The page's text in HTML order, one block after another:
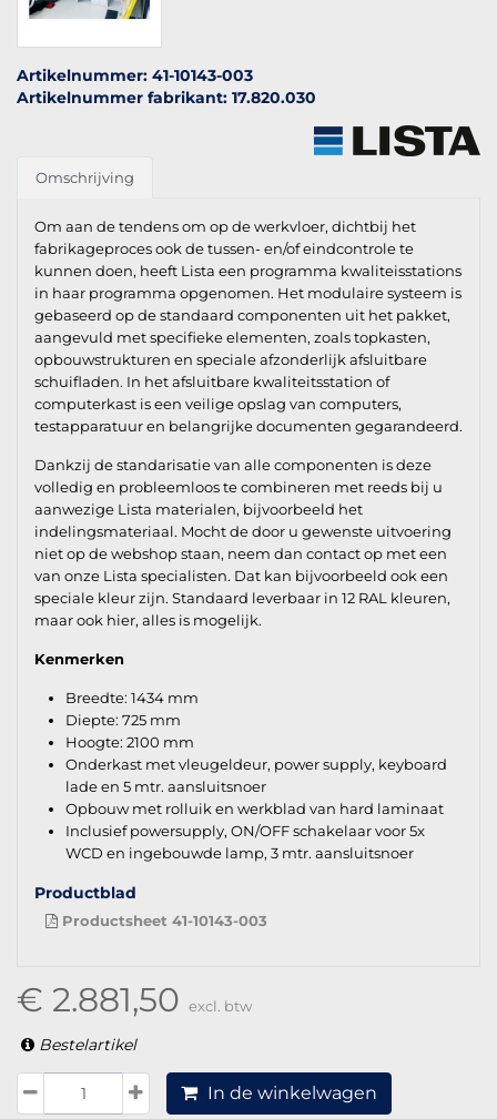
Artikelnummer: 41-10143-003
Artikelnummer fabrikant: 17.820.030
Omschrijving
Om aan de tendens om op de werkvloer, dichtbij het
fabrikageproces ook de tussen- en/of eindcontrole te
kunnen doen, heeft Lista een programma kwaliteisstations
in haar programma opgenomen. Het modulaire systeem is
gebaseerd op de standaard componenten uit het pakket,
aangevuld met specifieke elementen, zoals topkasten,
opbouwstrukturen en speciale afzonderlijk afsluitbare
schuifladen. In het afsluitbare kwaliteitsstation of
computerkast is een veilige opslag van computers,
testapparatuur en belangrijke documenten gegarandeerd.
Dankzij de standarisatie van alle componenten is deze
volledig en probleemloos te combineren met reeds bij u
aanwezige Lista materialen, bijvoorbeeld het
indelingsmateriaal. Mocht de door u gewenste uitvoering
niet op de webshop staan, neem dan contact op met een
van onze Lista specialisten. Dat kan bijvoorbeeld ook een
speciale kleur zijn. Standaard leverbaar in 12 RAL kleuren,
maar ook hier, alles is mogelijk.
Kenmerken
Breedte: 1434 mm
Diepte: 725 mm
Hoogte: 2100 mm
Onderkast met vleugeldeur, power supply, keyboard
lade en 5 mtr. aansluitsnoer
Opbouw met rolluik en werkblad van hard laminaat
Inclusief powersupply, ON/OFF schakelaar voor 5x
WCD en ingebouwde lamp, 3 mtr. aansluitsnoer
Productblad
Productsheet 41-10143-003
€ 2.881,50 excl. btw
Bestelartikel
In de winkelwagen